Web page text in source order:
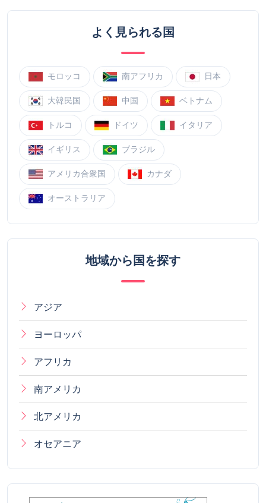
よく見られる国
モロッコ 南アフリカ 日本
大韓民国 中国 ベトナム
トルコ ドイツ イタリア
イギリス ブラジル
アメリカ合衆国 カナダ
オーストラリア
地域から国を探す
アジア
ヨーロッパ
アフリカ
南アメリカ
北アメリカ
オセアニア